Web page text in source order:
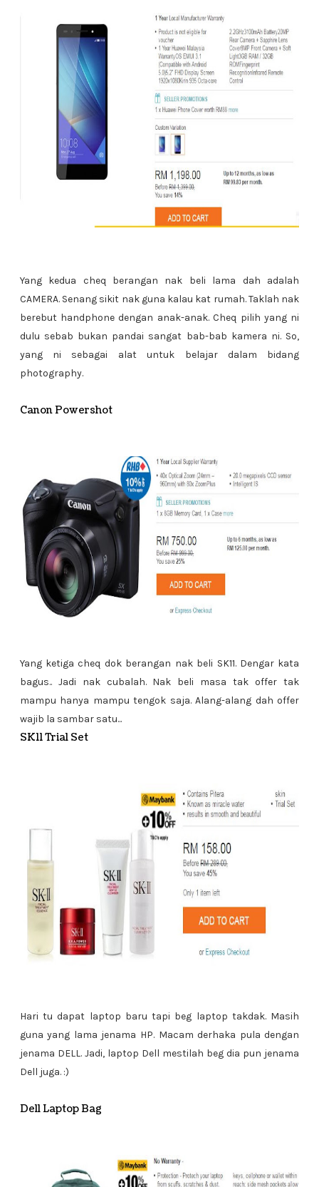
Yang kedua cheq berangan nak beli lama dah adalah
CAMERA. Senang sikit nak guna kalau kat rumah. Taklah nak
berebut handphone dengan anak-anak. Cheq pilih yang ni
dulu sebab bukan pandai sangat bab-bab kamera ni. So,
yang ni sebagai alat untuk belajar dalam bidang
photography.
Canon Powershot
Yang ketiga cheq dok berangan nak beli SK11. Dengar kata
bagus.. Jadi nak cubalah. Nak beli masa tak offer tak
mampu hanya mampu tengok saja. Alang-alang dah offer
wajib la sambar satu...
SK11 Trial Set
Hari tu dapat laptop baru tapi beg laptop takdak. Masih
guna yang lama jenama HP. Macam derhaka pula dengan
jenama DELL. Jadi, laptop Dell mestilah beg dia pun jenama
Dell juga. :)
Dell Laptop Bag